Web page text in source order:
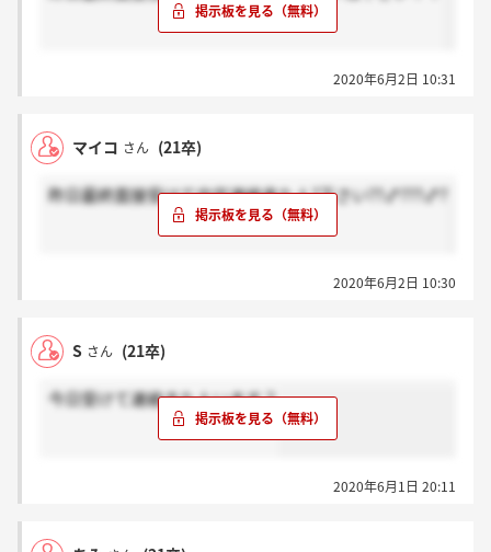
2020年6月2日 10:31
マイコ さん (21卒)
昨日最終面接受けて内定連絡来た人?下さい??♂???♂?
2020年6月2日 10:30
S さん (21卒)
今日受けて連絡きた人います？
2020年6月1日 20:11